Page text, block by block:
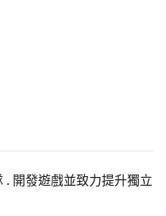
開發遊戲並致力提升獨立